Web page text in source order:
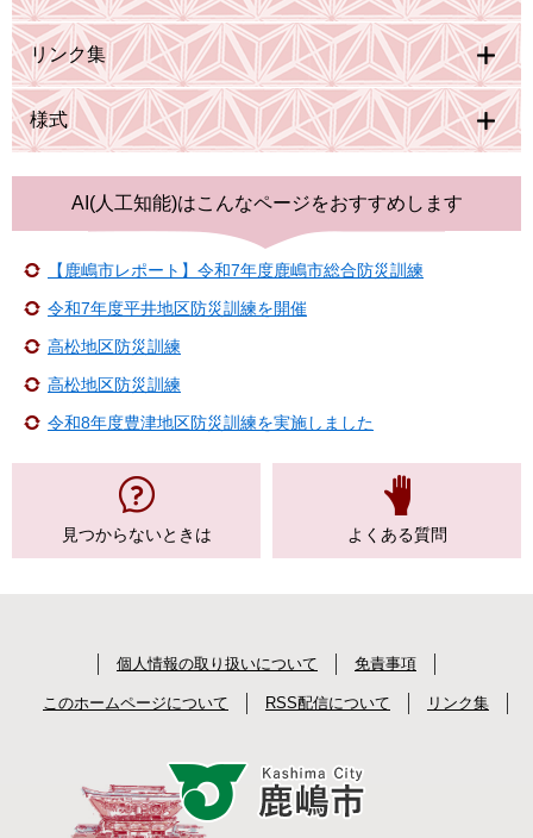
リンク集
様式
AI(人工知能)はこんなページをおすすめします
【鹿嶋市レポート】令和7年度鹿嶋市総合防災訓練
令和7年度平井地区防災訓練を開催
高松地区防災訓練
高松地区防災訓練
令和8年度豊津地区防災訓練を実施しました
見つからないときは よくある質問
個人情報の取り扱いについて 免責事項
このホームページについて RSS配信について リンク集